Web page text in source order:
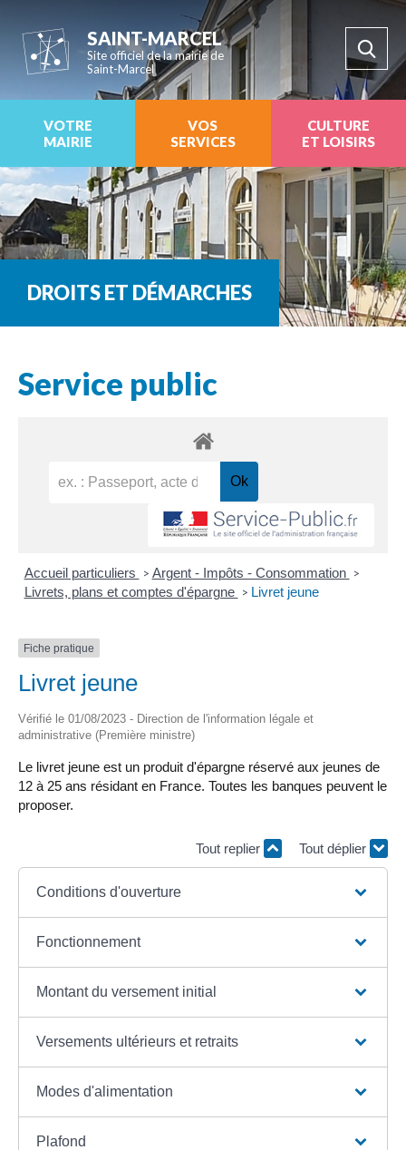
SAINT-MARCEL
Site officiel de la mairie de
Saint-Marcel
VOTRE
MAIRIE
VOS
SERVICES
CULTURE
ET LOISIRS
DROITS ET DÉMARCHES
Service public
Accueil particuliers > Argent - Impôts - Consommation >
Livrets, plans et comptes d'épargne > Livret jeune
Fiche pratique
Livret jeune
Vérifié le 01/08/2023 - Direction de l'information légale et
administrative (Première ministre)
Le livret jeune est un produit d'épargne réservé aux jeunes de
12 à 25 ans résidant en France. Toutes les banques peuvent le
proposer.
Tout replier Tout déplier
Conditions d'ouverture
Fonctionnement
Montant du versement initial
Versements ultérieurs et retraits
Modes d'alimentation
Plafond